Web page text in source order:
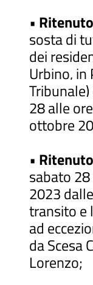
• Ritenuto
sosta di
dei
Urbino, in
28 alle
ottobre
• Ritenuto
sabato
2023
transito e
ad
da Scesa
Lorenzo;